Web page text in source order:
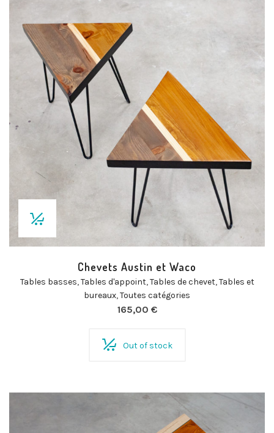
Chevets Austin et Waco
Tables basses,Tables d'appoint,Tables de chevet,Tables et
bureaux,Toutes catégories
165,00 €
Out of stock